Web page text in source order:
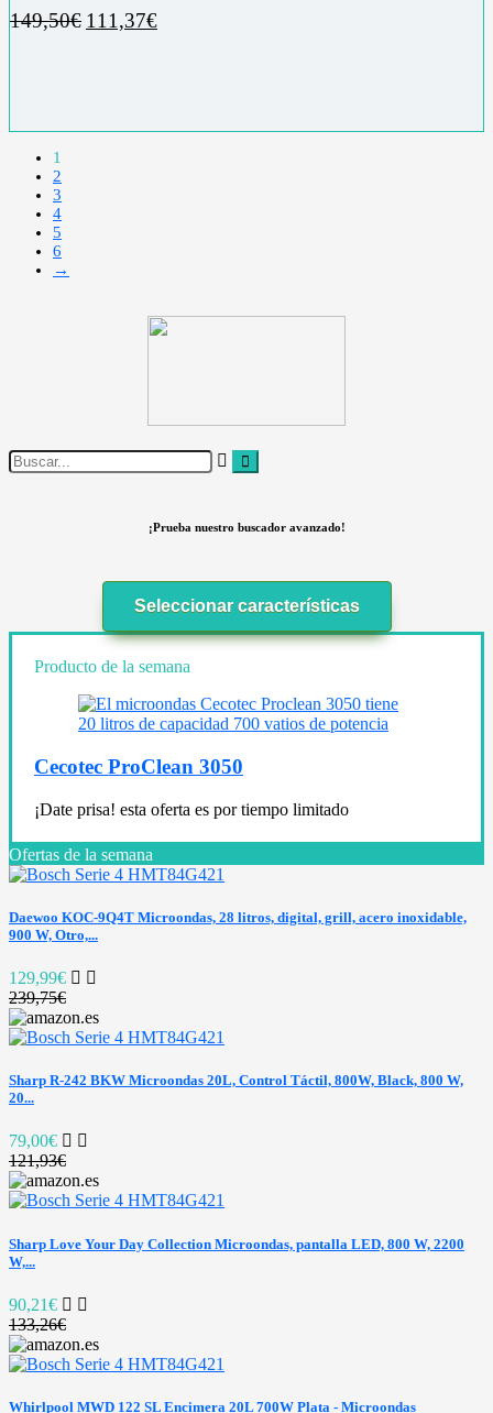
149,50€ 111,37€
1
2
3
4
5
6
→
¡Prueba nuestro buscador avanzado!
Seleccionar características
Producto de la semana
Cecotec ProClean 3050
¡Date prisa! esta oferta es por tiempo limitado
Ofertas de la semana
Daewoo KOC-9Q4T Microondas, 28 litros, digital, grill, acero inoxidable,
900 W, Otro,...
129,99€
239,75€
Sharp R-242 BKW Microondas 20L, Control Táctil, 800W, Black, 800 W,
20...
79,00€
121,93€
Sharp Love Your Day Collection Microondas, pantalla LED, 800 W, 2200
W,...
90,21€
133,26€
Whirlpool MWD 122 SL Encimera 20L 700W Plata - Microondas